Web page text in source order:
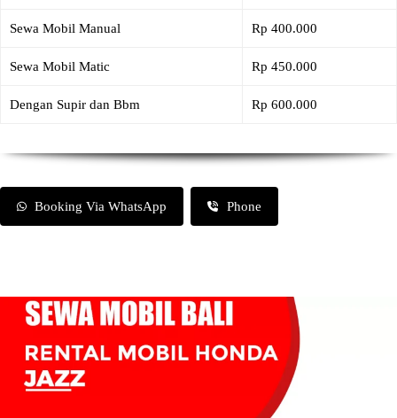
Sewa Mobil Manual Rp 400.000
Sewa Mobil Matic Rp 450.000
Dengan Supir dan Bbm Rp 600.000
Booking Via WhatsApp Phone